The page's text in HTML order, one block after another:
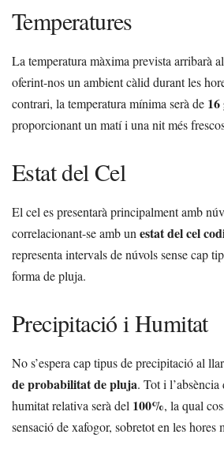
Temperatures
La temperatura màxima prevista arribarà
oferint-nos un ambient càlid durant les
contrari, la temperatura mínima serà de
proporcionant un matí i una nit més
Estat del Cel
El cel es presentarà principalment amb
correlacionant-se amb unestat del cel
representa intervals de núvols sense cap
forma de pluja.
Precipitació i Humitat
No s’espera cap tipus de precipitació al
de probabilitat de pluja. Tot i
humitat relativa serà del 100%, la qual
sensació de xafogor, sobretot en les hores